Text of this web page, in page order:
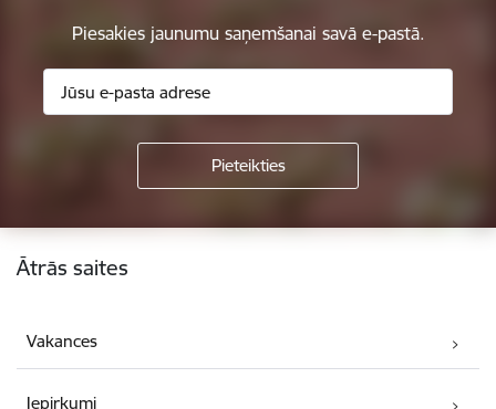
Piesakies jaunumu saņemšanai savā e-pastā.
Kājene
Ātrās saites
Vakances
Iepirkumi